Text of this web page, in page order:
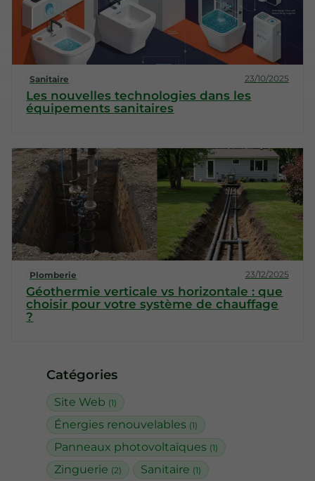
Catégories
Site Web (1)
Énergies renouvelables (1)
Panneaux photovoltaïques (1)
Zinguerie (2) Sanitaire (1)
Sanitaire 23/10/2025
Les nouvelles technologies dans les
équipements sanitaires
Plomberie 23/12/2025
Géothermie verticale vs horizontale : que
choisir pour votre système de chauffage
?